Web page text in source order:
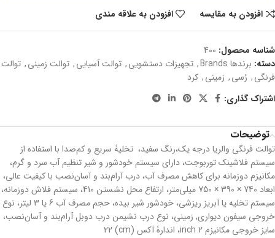
افزودن به مقایسه
افزودن به علاقه مندی
شناسه محصول: 400
دسته: برندها Brands , تجهیزات دستشویی, توالت آسیایی, توالت زمینی, توالت
فرنگی, رُسی, زمینی, کرد
اشتراک گذاری:
توضیحات
توالت فرنگی والریا درجه یک،رنگ سفید، تخلیۀ سریع و کم‌صدا با استفاده از
سیستم فلاشینک توربوجت، دارای سیستم خودشور و شیر تنظیم آب سرد و گرم،
مکانیزم دوزمانه برای کاهش مصرف آب، درب آرام‌بند و آسان‌نصب با کیفیت عالی،
ابعاد 740 × 390 × 750 میلی‌متر، ارتفاع محل نشستن 410، سیستم فلاش دوزمانه،
سیستم تخلیه یا آبریز ریزشی، خودشور شیر بیده، حجم مصرف آب 6 یا 3 لیتر، نوع
خروجی سیفون دیواری, زمینی، نوع درب نشیمن درب دوبل آرام‌بند و آسان‌نصب،
سایز خروجی مکانیزم 2 inch، اندارۀ آکس (cm) 22